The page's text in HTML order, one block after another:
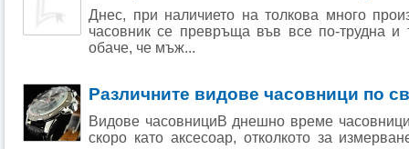
Днес, при наличието на толкова много
часовник се превръща във все по-трудна и
обаче, че мъж...
Различните видове часовници по
Видове часовнициВ днешно време
скоро като аксесоар, отколкото за